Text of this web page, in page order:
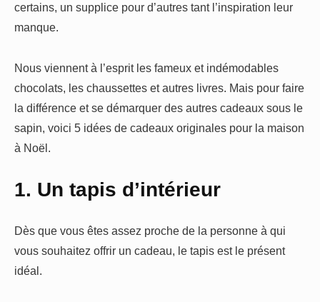
certains, un supplice pour d’autres tant l’inspiration leur
manque.
Nous viennent à l’esprit les fameux et indémodables
chocolats, les chaussettes et autres livres. Mais pour faire
la différence et se démarquer des autres cadeaux sous le
sapin, voici 5 idées de cadeaux originales pour la maison
à Noël.
1. Un tapis d’intérieur
Dès que vous êtes assez proche de la personne à qui
vous souhaitez offrir un cadeau, le tapis est le présent
idéal.